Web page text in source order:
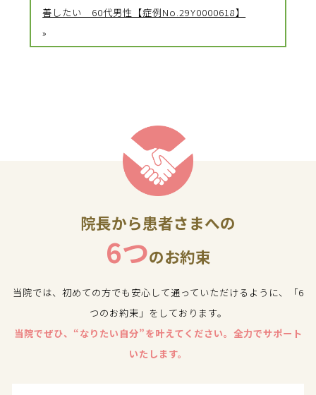
善したい 60代男性【症例No.29Y0000618】
»
院長から患者さまへの
6つのお約束
当院では、初めての方でも安心して通っていただけるように、「6
つのお約束」をしております。
当院でぜひ、“なりたい自分”を叶えてください。全力でサポート
いたします。